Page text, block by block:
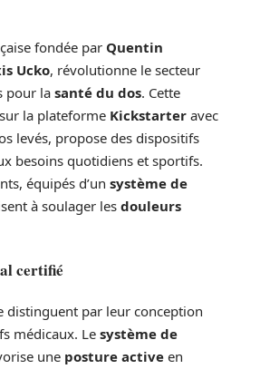
fondée par Quentin
Ucko, révolutionne le secteur
pour la santé du dos. Cette
la plateforme Kickstarter avec
levés, propose des dispositifs
besoins quotidiens et sportifs.
équipés d’un système de
à soulager lesdouleurs
certifié
distinguent par leur conception
médicaux. Le système de
une posture active en